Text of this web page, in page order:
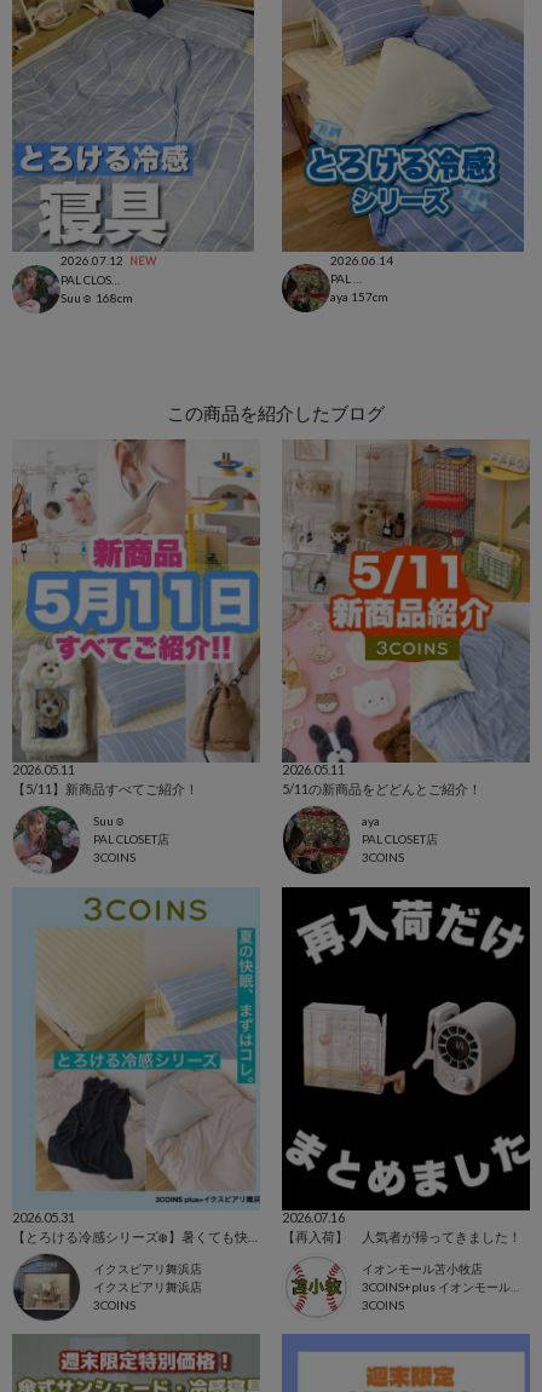
2026.07.12 NEW
Suu☺︎ 168cm
2026.06.14
aya 157cm
この商品を紹介したブログ
2026.05.11
【5/11】新商品すべてご紹介！
Suu☺︎
PAL CLOSET店
3COINS
2026.05.11
5/11の新商品をどどんとご紹介！
aya
PAL CLOSET店
3COINS
2026.05.31
イクスピアリ舞浜店
イクスピアリ舞浜店
3COINS
2026.07.16
【再入荷】 人気者が帰ってきました！
イオンモール苫小牧店
3COINS